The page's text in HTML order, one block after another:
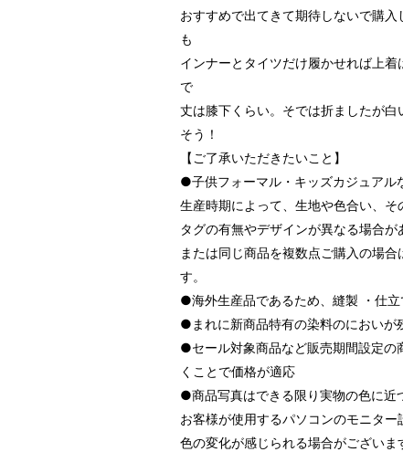
おすすめで出てきて期待しないで購
も
インナーとタイツだけ履かせれば上
で
丈は膝下くらい。そでは折ましたが
そう！
【ご了承いただきたいこと】
●子供フォーマル・キッズカジュアル
生産時期によって、生地や色合い、そ
タグの有無やデザインが異なる場合が
または同じ商品を複数点ご購入の場
す。
●海外生産品であるため、縫製 ・仕立
●まれに新商品特有の染料のにおいが
●セール対象商品など販売期間設定の
くことで価格が適応
●商品写真はできる限り実物の色に近
お客様が使用するパソコンのモニター
色の変化が感じられる場合がございま